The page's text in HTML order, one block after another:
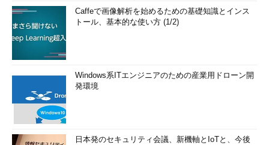
Caffeで画像解析を始めるための基礎知識とインス
トール、基本的な使い方 (1/2)
Windows系ITエンジニアのための産業用ドローン開
発環境
日本発のセキュリティ会議、新機軸とIoTと、今後